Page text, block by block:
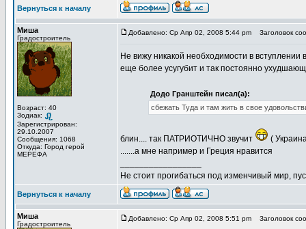
Вернуться к началу
Миша
Градостроитель
Возраст: 40
Зодиак:
Зарегистрирован:
29.10.2007
Сообщения: 1068
Откуда: Город герой
МЕРЕФА
Добавлено: Ср Апр 02, 2008 5:44 pm Заголовок
Не вижу никакой необходимости в
еще более усугубит и так постоянно
Додо Гранштейн писал(а):
сбежать Туда и там жить в свое
блин.... так ПАТРИОТИЧНО звучит
(
.......а мне например и Греция нравится
Не стоит прогибаться под изменчивый мир,
Вернуться к началу
Миша
Градостроитель
Добавлено: Ср Апр 02, 2008 5:51 pm Заголовок